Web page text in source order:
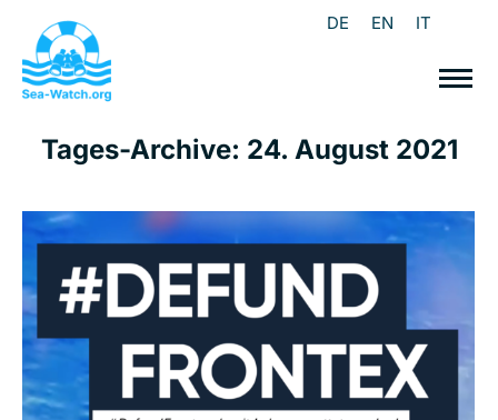
DE EN IT
Tages-Archive: 24. August 2021